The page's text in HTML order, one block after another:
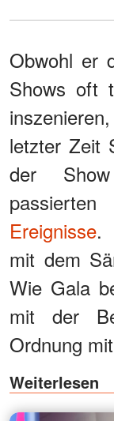
Obwohl er
Shows oft
letzter Zeit
der
Ereignisse.
mit dem
Wie Gala
mit der
Ordnung
Weiterlesen